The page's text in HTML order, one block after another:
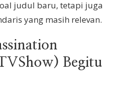
judul baru, tetapi juga
yang masih relevan.
Begitu